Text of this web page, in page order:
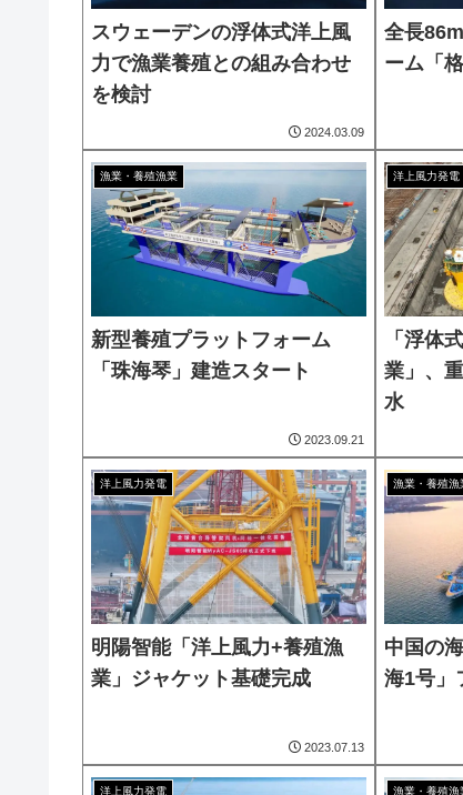
スウェーデンの浮体式洋上風
力で漁業養殖との組み合わせ
を検討
2024.03.09
全長
ーム「
漁業・養殖漁業
新型養殖プラットフォーム
「珠海琴」建造スタート
2023.09.21
洋上風力発電
「浮体
業」、
水
洋上風力発電
明陽智能「洋上風力+養殖漁
業」ジャケット基礎完成
2023.07.13
漁業・養殖漁
中国の
海1号」
洋上風力発電 漁業・養殖漁